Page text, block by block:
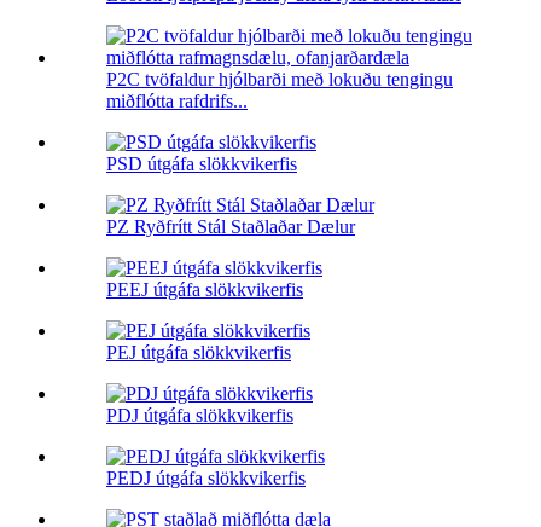
P2C tvöfaldur hjólbarði með lokuðu tengingu
miðflótta rafdrifs...
PSD útgáfa slökkvikerfis
PZ Ryðfrítt Stál Staðlaðar Dælur
PEEJ útgáfa slökkvikerfis
PEJ útgáfa slökkvikerfis
PDJ útgáfa slökkvikerfis
PEDJ útgáfa slökkvikerfis